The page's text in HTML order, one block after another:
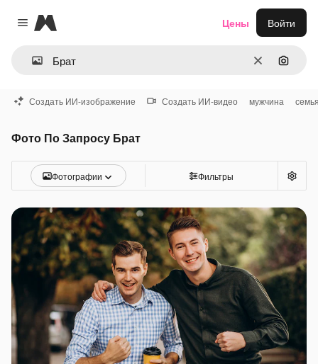
Close menu
Magnific
ОчиститьПоиск
Цены Войти
Создать ИИ-изображение Создать ИИ-видео мужчина
Фото По Запросу Брат
Фотографии Фильтры